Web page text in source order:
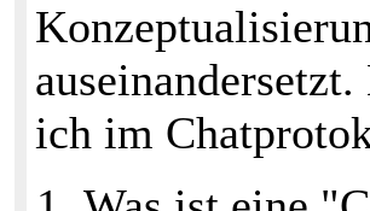
ich im